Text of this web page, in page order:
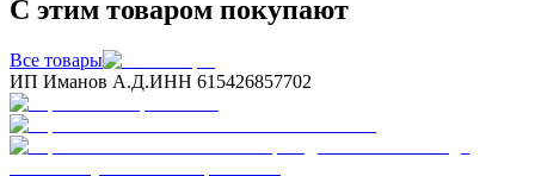
С этим товаром покупают
Все товары
ИП Иманов А.Д.ИНН 615426857702